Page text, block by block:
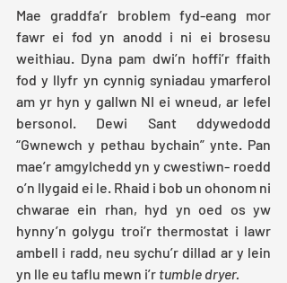
Mae graddfa’r broblem fyd-eang mor
fawr ei fod yn anodd i ni ei brosesu
weithiau. Dyna pam dwi’n hoffi’r ffaith
fod y llyfr yn cynnig syniadau ymarferol
am yr hyn y gallwn NI ei wneud, ar lefel
bersonol. Dewi Sant ddywedodd
“Gwnewch y pethau bychain” ynte. Pan
mae’r amgylchedd yn y cwestiwn- roedd
o’n llygaid ei le. Rhaid i bob un ohonom ni
chwarae ein rhan, hyd yn oed os yw
hynny’n golygu troi’r thermostat i lawr
ambell i radd, neu sychu’r dillad ar y lein
yn lle eu taflu mewn i’r tumble dryer.